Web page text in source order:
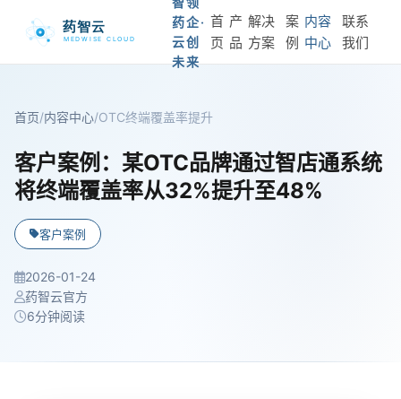
药企·
云创
未来
首
页
产
品
解决
方案
案
例
内容
中心
联系
我们
首页/内容中心/OTC终端覆盖率提升
客户案例：某OTC品牌通过智店通系统
将终端覆盖率从32%提升至48%
客户案例
2026-01-24
药智云官方
6分钟阅读